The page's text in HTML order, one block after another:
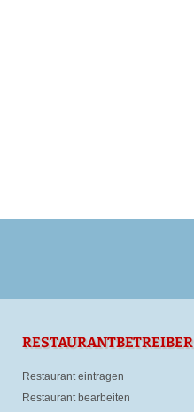
RESTAURANTBETREIBER
Restaurant eintragen
Restaurant bearbeiten